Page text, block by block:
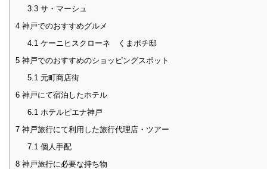
3.3サ・マーシュ
4 神戸でのおすすめグルメ
4.1 ケーニヒスクローネ くまポチ邸
5 神戸でのおすすめのショッピングスポット
5.1 元町商店街
6 神戸にて宿泊したホテル
6.1 ホテルピエナ神戸
7 神戸旅行にて利用した旅行代理店・ツアー
7.1 個人手配
8 神戸旅行に必要な持ち物